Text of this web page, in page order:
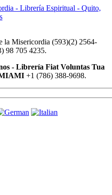
(593)(2) 2564-
98 705 4235.
+1 (786) 388-9698.